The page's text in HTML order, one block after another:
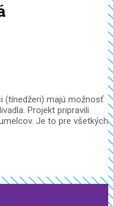
(tínedžeri) majú možnosť
Projekt pripravili
Je to pre všetkých